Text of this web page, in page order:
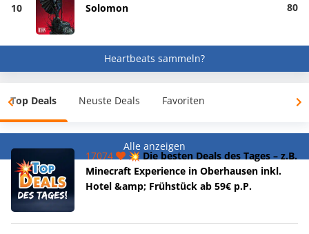
10 Solomon 80
Heartbeats sammeln?
Top Deals Neuste Deals Favoriten
Alle anzeigen
17074
💥 Die besten Deals des Tages – z.B.
Minecraft Experience in Oberhausen inkl.
Hotel &amp; Frühstück ab 59€ p.P.